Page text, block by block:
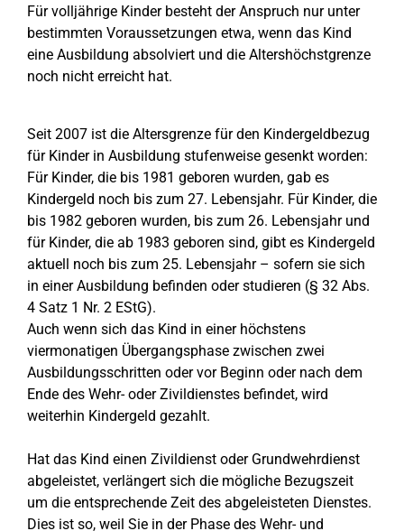
Für volljährige Kinder besteht der Anspruch nur unter
bestimmten Voraussetzungen etwa, wenn das Kind
eine Ausbildung absolviert und die Altershöchstgrenze
noch nicht erreicht hat.
Seit 2007 ist die Altersgrenze für den Kindergeldbezug
für Kinder in Ausbildung stufenweise gesenkt worden:
Für Kinder, die bis 1981 geboren wurden, gab es
Kindergeld noch bis zum 27. Lebensjahr. Für Kinder, die
bis 1982 geboren wurden, bis zum 26. Lebensjahr und
für Kinder, die ab 1983 geboren sind, gibt es Kindergeld
aktuell noch bis zum 25. Lebensjahr – sofern sie sich
in einer Ausbildung befinden oder studieren (§ 32 Abs.
4 Satz 1 Nr. 2 EStG).
Auch wenn sich das Kind in einer höchstens
viermonatigen Übergangsphase zwischen zwei
Ausbildungsschritten oder vor Beginn oder nach dem
Ende des Wehr- oder Zivildienstes befindet, wird
weiterhin Kindergeld gezahlt.
Hat das Kind einen Zivildienst oder Grundwehrdienst
abgeleistet, verlängert sich die mögliche Bezugszeit
um die entsprechende Zeit des abgeleisteten Dienstes.
Dies ist so, weil Sie in der Phase des Wehr- und